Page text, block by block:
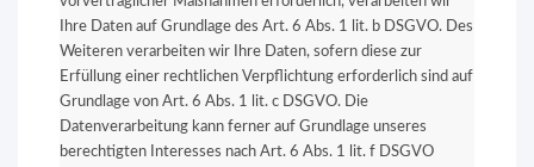
Ihre Daten auf Grundlage des Art. 6 Abs. 1 lit. b DSGVO. Des
Weiteren verarbeiten wir Ihre Daten, sofern diese zur
Erfüllung einer rechtlichen Verpflichtung erforderlich sind auf
Grundlage von Art. 6 Abs. 1 lit. c DSGVO. Die
Datenverarbeitung kann ferner auf Grundlage unseres
berechtigten Interesses nach Art. 6 Abs. 1 lit. f DSGVO